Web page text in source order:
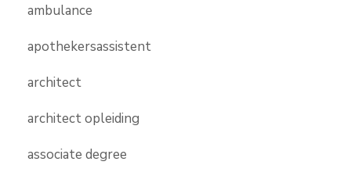
ambulance
apothekersassistent
architect
architect opleiding
associate degree